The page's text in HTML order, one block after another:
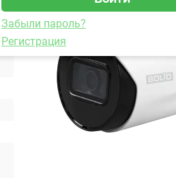
Забыли пароль?
Регистрация